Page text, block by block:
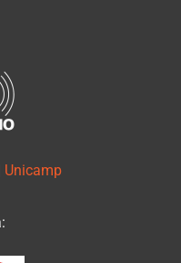
Unicamp